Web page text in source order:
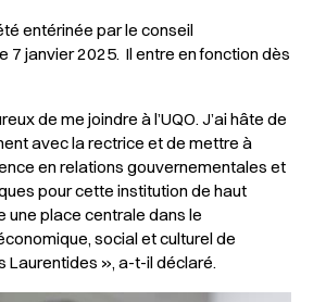
entérinée par le conseil
7 janvier 2025. Il entre en fonction dès
de me joindre à l’UQO. J’ai hâte de
avec la rectrice et de mettre à
en relations gouvernementales et
pour cette institution de haut
une place centrale dans le
social et culturel de
Laurentides », a-t-il déclaré.